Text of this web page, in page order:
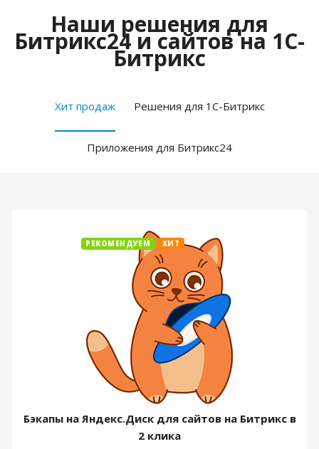
Наши решения для
Битрикс24 и сайтов на 1С-
Битрикс
Хит продаж Решения для 1С-Битрикс
Приложения для Битрикс24
РЕКОМЕНДУЕМ ХИТ
Бэкапы на Яндекс.Диск для сайтов на Битрикс в
2 клика